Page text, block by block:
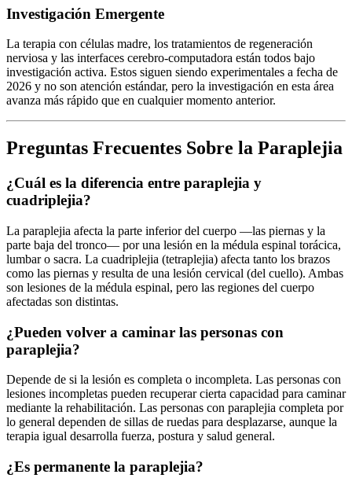
Investigación Emergente
La terapia con células madre, los tratamientos de regeneración
nerviosa y las interfaces cerebro-computadora están todos bajo
investigación activa. Estos siguen siendo experimentales a fecha de
2026 y no son atención estándar, pero la investigación en esta área
avanza más rápido que en cualquier momento anterior.
Preguntas Frecuentes Sobre la Paraplejia
¿Cuál es la diferencia entre paraplejia y
cuadriplejia?
La paraplejia afecta la parte inferior del cuerpo —las piernas y la
parte baja del tronco— por una lesión en la médula espinal torácica,
lumbar o sacra. La cuadriplejia (tetraplejia) afecta tanto los brazos
como las piernas y resulta de una lesión cervical (del cuello). Ambas
son lesiones de la médula espinal, pero las regiones del cuerpo
afectadas son distintas.
¿Pueden volver a caminar las personas con
paraplejia?
Depende de si la lesión es completa o incompleta. Las personas con
lesiones incompletas pueden recuperar cierta capacidad para caminar
mediante la rehabilitación. Las personas con paraplejia completa por
lo general dependen de sillas de ruedas para desplazarse, aunque la
terapia igual desarrolla fuerza, postura y salud general.
¿Es permanente la paraplejia?